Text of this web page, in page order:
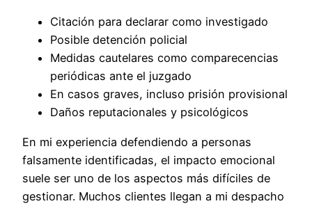
Citación para declarar como investigado
Posible detención policial
Medidas cautelares como comparecencias
periódicas ante el juzgado
En casos graves, incluso prisión provisional
Daños reputacionales y psicológicos
En mi experiencia defendiendo a personas
falsamente identificadas, el impacto emocional
suele ser uno de los aspectos más difíciles de
gestionar. Muchos clientes llegan a mi despacho